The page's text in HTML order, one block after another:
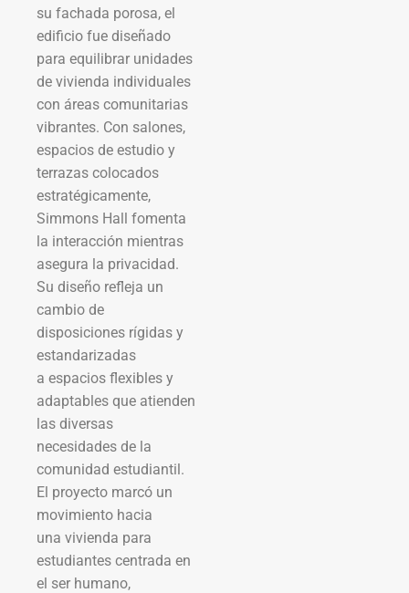
su fachada porosa, el
edificio fue diseñado
para equilibrar unidades
de vivienda individuales
con áreas comunitarias
vibrantes. Con salones,
espacios de estudio y
terrazas colocados
estratégicamente,
Simmons Hall fomenta
la interacción mientras
asegura la privacidad.
Su diseño refleja un
cambio de
disposiciones rígidas y
estandarizadas
a espacios flexibles y
adaptables que atienden
las diversas
necesidades de la
comunidad estudiantil.
El proyecto marcó un
movimiento hacia
una vivienda para
estudiantes centrada en
el ser humano,